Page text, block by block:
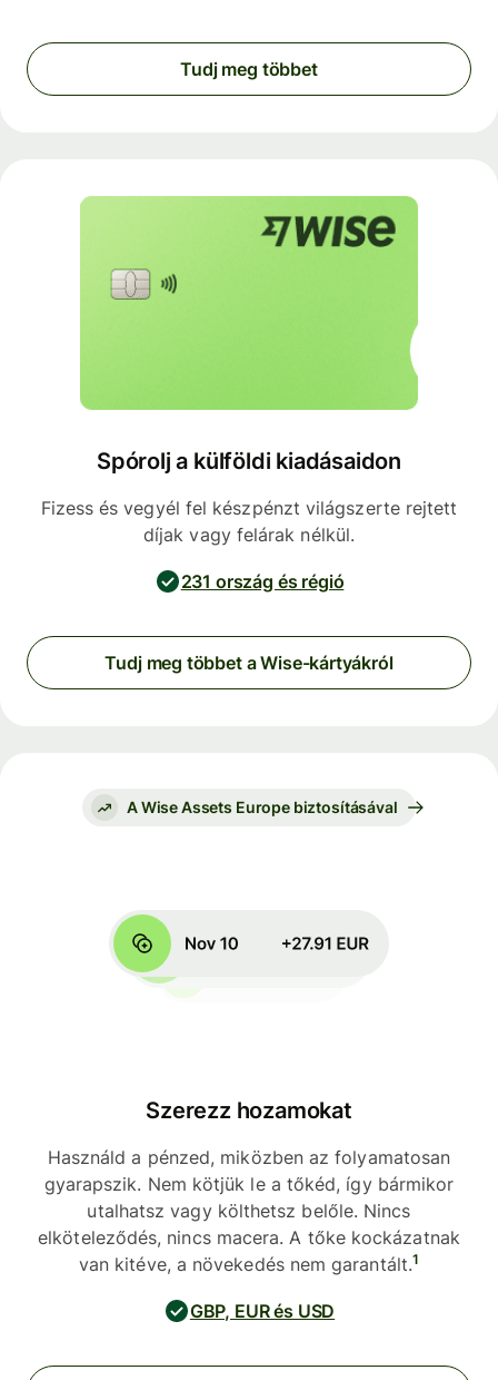
Tudj meg többet
Spórolj a külföldi kiadásaidon
Fizess és vegyél fel készpénzt világszerte rejtett
díjak vagy felárak nélkül.
231 ország és régió
Tudj meg többet a Wise-kártyákról
A Wise Assets Europe biztosításával
Szerezz hozamokat
Használd a pénzed, miközben az folyamatosan
gyarapszik. Nem kötjük le a tőkéd, így bármikor
utalhatsz vagy költhetsz belőle. Nincs
elköteleződés, nincs macera. A tőke kockázatnak
van kitéve, a növekedés nem garantált.1
GBP, EUR és USD